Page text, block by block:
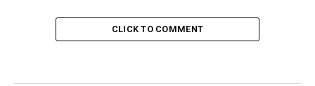
CLICK TO COMMENT